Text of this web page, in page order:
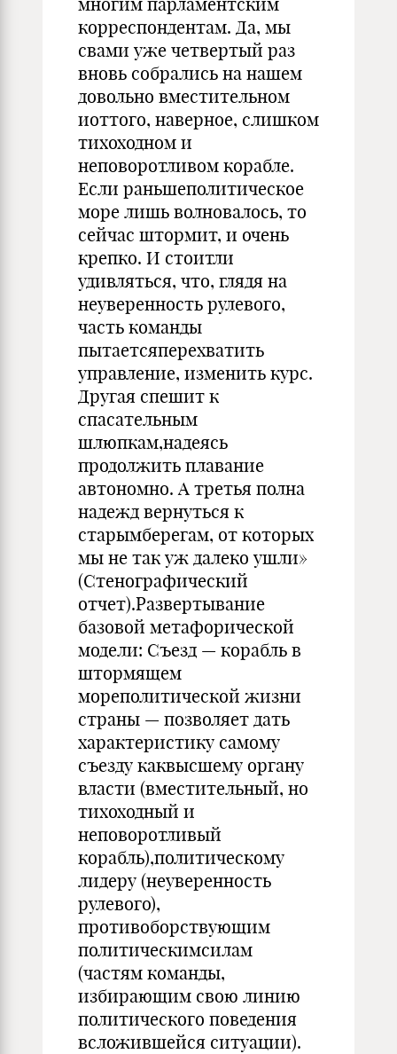
корреспондентам. Да, мы
свами уже четвертый раз
вновь собрались на нашем
довольно вместительном
иоттого, наверное, слишком
тихоходном и
неповоротливом корабле.
Если раньшеполитическое
море лишь волновалось, то
сейчас штормит, и очень
крепко. И стоитли
удивляться, что, глядя на
неуверенность рулевого,
часть команды
пытаетсяперехватить
управление, изменить курс.
Другая спешит к
спасательным
шлюпкам,надеясь
продолжить плавание
автономно. А третья полна
надежд вернуться к
старымберегам, от которых
мы не так уж далеко ушли»
(Стенографический
отчет).Развертывание
базовой метафорической
модели: Съезд — корабль в
штормящем
мореполитической жизни
страны — позволяет дать
характеристику самому
съезду каквысшему органу
власти (вместительный, но
тихоходный и
неповоротливый
корабль),политическому
лидеру (неуверенность
рулевого),
противоборствующим
политическимсилам
(частям команды,
избирающим свою линию
политического поведения
всложившейся ситуации).